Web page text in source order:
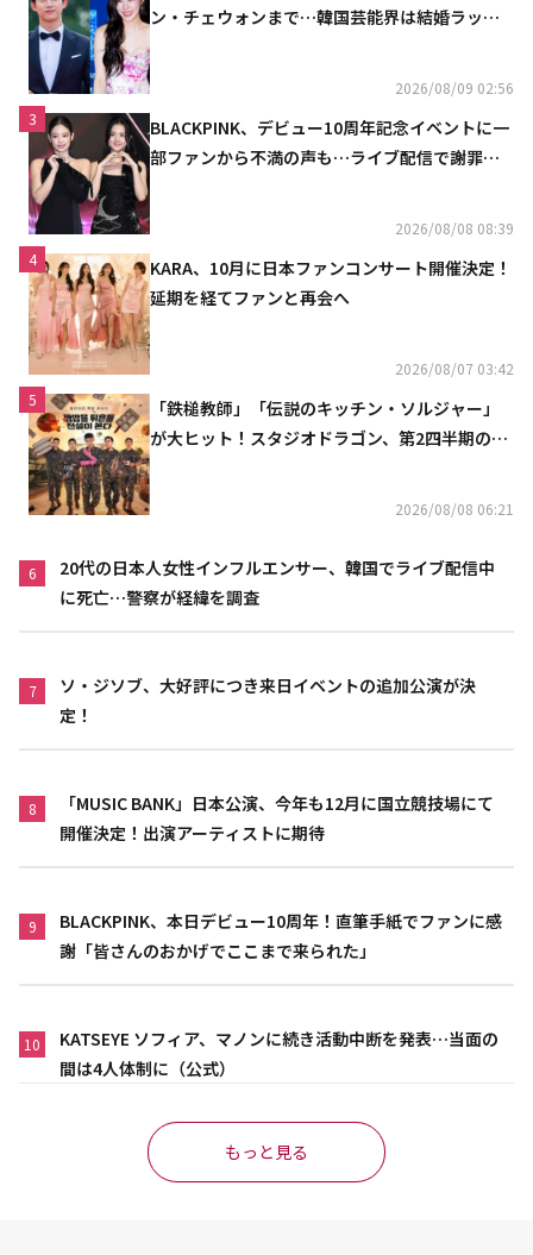
ン・チェウォンまで…韓国芸能界は結婚ラッシ
2026/08/09 02:56
3
BLACKPINK、デビュー10周年記念イベントに一
部ファンから不満の声も…ライブ配信で謝罪
2026/08/08 08:39
4
KARA、10月に日本ファンコンサート開催決定！
延期を経てファンと再会へ
2026/08/07 03:42
5
「鉄槌教師」「伝説のキッチン・ソルジャー」
が大ヒット！スタジオドラゴン、第2四半期の売
2026/08/08 06:21
6
20代の日本人女性インフルエンサー、韓国でライブ配信中
に死亡…警察が経緯を調査
7
ソ・ジソブ、大好評につき来日イベントの追加公演が決
定！
8
「MUSIC BANK」日本公演、今年も12月に国立競技場にて
開催決定！出演アーティストに期待
9
BLACKPINK、本日デビュー10周年！直筆手紙でファンに感
謝「皆さんのおかげでここまで来られた」
10
KATSEYE ソフィア、マノンに続き活動中断を発表…当面の
間は4人体制に（公式）
もっと見る